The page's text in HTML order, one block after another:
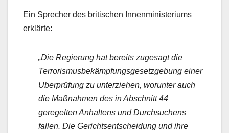
Ein Sprecher des britischen Innenministeriums
erklärte:
„Die Regierung hat bereits zugesagt die
Terrorismusbekämpfungsgesetzgebung einer
Überprüfung zu unterziehen, worunter auch
die Maßnahmen des in Abschnitt 44
geregelten Anhaltens und Durchsuchens
fallen. Die Gerichtsentscheidung und ihre